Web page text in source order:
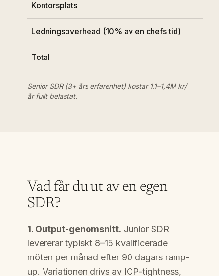
Kontorsplats
Ledningsoverhead (10% av en chefs tid)
Total
Senior SDR (3+ års erfarenhet) kostar 1,1–1,4M kr/
år fullt belastat.
Vad får du ut av en egen
SDR?
1. Output-genomsnitt. Junior SDR
levererar typiskt 8–15 kvalificerade
möten per månad efter 90 dagars ramp-
up. Variationen drivs av ICP-tightness,